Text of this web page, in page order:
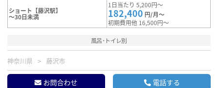
ショート【藤沢駅】
～30日未満
1日当たり 5,200円～
182,400 円/月～
初期費用他 16,500円～
風呂･トイレ別
神奈川県 藤沢市
お問合わせ 電話する